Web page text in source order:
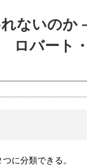
ないのか
ロバート
に分類できる。